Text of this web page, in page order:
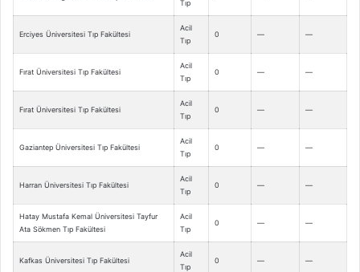
Tıp
Erciyes Üniversitesi Tıp Fakültesi
Acil
Tıp
0 — —
Fırat Üniversitesi Tıp Fakültesi
Acil
Tıp
0 — —
Fırat Üniversitesi Tıp Fakültesi
Acil
Tıp
0 — —
Gaziantep Üniversitesi Tıp Fakültesi
Acil
Tıp
0 — —
Harran Üniversitesi Tıp Fakültesi
Acil
Tıp
0 — —
Hatay Mustafa Kemal Üniversitesi Tayfur
Ata Sökmen Tıp Fakültesi
Acil
Tıp
0 — —
Kafkas Üniversitesi Tıp Fakültesi
Acil
Tıp
0 — —